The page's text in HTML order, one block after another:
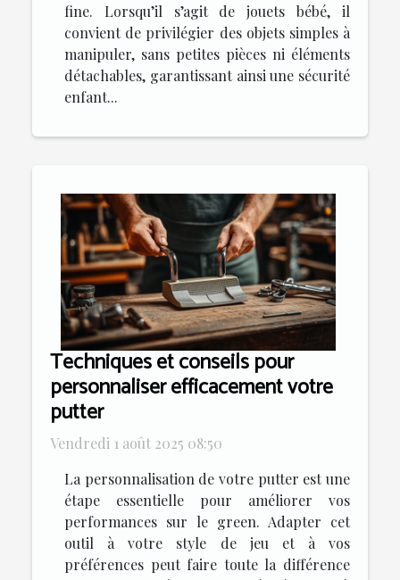
fine. Lorsqu’il s’agit de jouets bébé, il
convient de privilégier des objets simples à
manipuler, sans petites pièces ni éléments
détachables, garantissant ainsi une sécurité
enfant...
Techniques et conseils pour
personnaliser efficacement votre
putter
Vendredi 1 août 2025 08:50
La personnalisation de votre putter est une
étape essentielle pour améliorer vos
performances sur le green. Adapter cet
outil à votre style de jeu et à vos
préférences peut faire toute la différence